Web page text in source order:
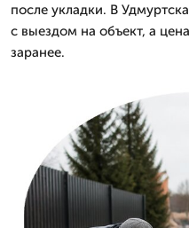
после укладки. В
с выездом на объект, а
заранее.